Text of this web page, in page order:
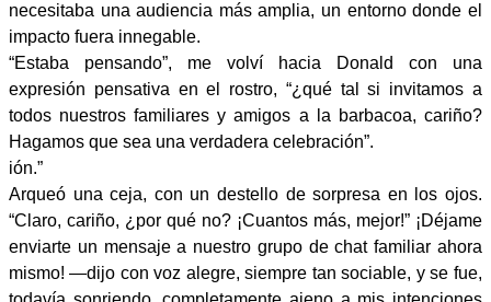
necesitaba una audiencia más amplia, un entorno donde el
impacto fuera innegable.
“Estaba pensando”, me volví hacia Donald con una
expresión pensativa en el rostro, “¿qué tal si invitamos a
todos nuestros familiares y amigos a la barbacoa, cariño?
Hagamos que sea una verdadera celebración”.
ión.”
Arqueó una ceja, con un destello de sorpresa en los ojos.
“Claro, cariño, ¿por qué no? ¡Cuantos más, mejor!” ¡Déjame
enviarte un mensaje a nuestro grupo de chat familiar ahora
mismo! —dijo con voz alegre, siempre tan sociable, y se fue,